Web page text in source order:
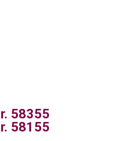
58355
58155